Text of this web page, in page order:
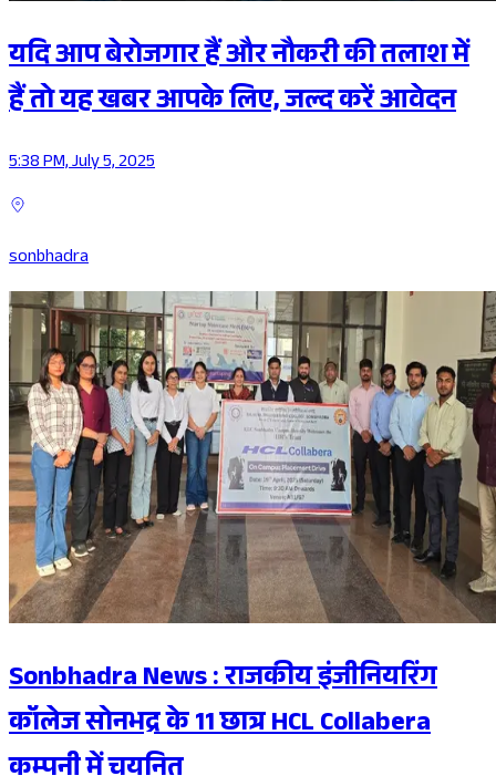
यदि आप बेरोजगार हैं और नौकरी की तलाश में
हैं तो यह खबर आपके लिए, जल्द करें आवेदन
5:38 PM, July 5, 2025
sonbhadra
Sonbhadra News : राजकीय इंजीनियरिंग
कॉलेज सोनभद्र के 11 छात्र HCL Collabera